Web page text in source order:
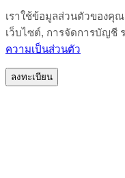
เราใช้ข้อมูลส่วนตัวของคุ
เว็บไซต์, การจัดการบัญชี
ความเป็นส่วนตัว
ลงทะเบียน